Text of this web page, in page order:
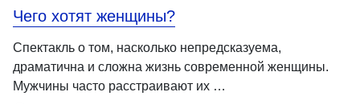
Чего хотят женщины?
Спектакль о том, насколько непредсказуема,
драматична и сложна жизнь современной женщины.
Мужчины часто расстраивают их …